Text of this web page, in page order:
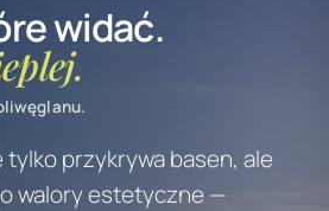
widać.
tylko przykrywa basen, ale
walory estetyczne —